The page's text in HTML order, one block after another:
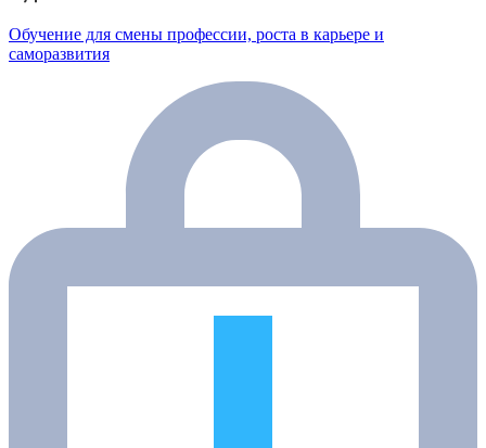
Обучение для смены профессии, роста в карьере и
саморазвития